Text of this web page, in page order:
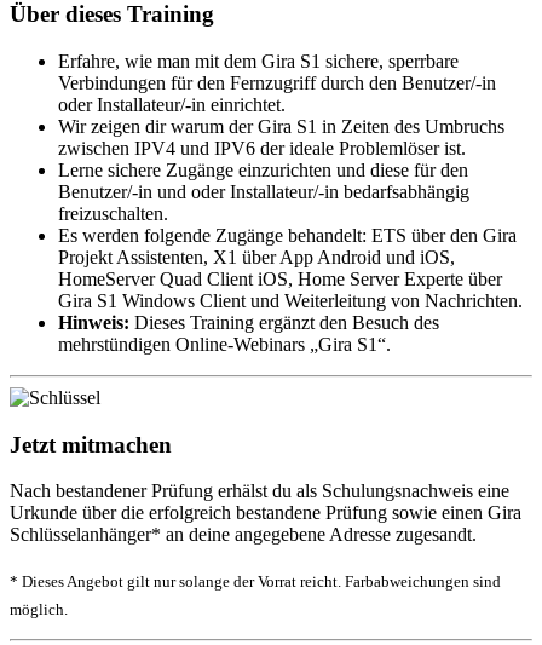
Über dieses Training
Erfahre, wie man mit dem Gira S1 sichere, sperrbare
Verbindungen für den Fernzugriff durch den Benutzer/-in
oder Installateur/-in einrichtet.
Wir zeigen dir warum der Gira S1 in Zeiten des Umbruchs
zwischen IPV4 und IPV6 der ideale Problemlöser ist.
Lerne sichere Zugänge einzurichten und diese für den
Benutzer/-in und oder Installateur/-in bedarfsabhängig
freizuschalten.
Es werden folgende Zugänge behandelt: ETS über den Gira
Projekt Assistenten, X1 über App Android und iOS,
HomeServer Quad Client iOS, Home Server Experte über
Gira S1 Windows Client und Weiterleitung von Nachrichten.
Hinweis: Dieses Training ergänzt den Besuch des
mehrstündigen Online-Webinars „Gira S1“.
Jetzt mitmachen
Nach bestandener Prüfung erhälst du als Schulungsnachweis eine
Urkunde über die erfolgreich bestandene Prüfung sowie einen Gira
Schlüsselanhänger* an deine angegebene Adresse zugesandt.
* Dieses Angebot gilt nur solange der Vorrat reicht. Farbabweichungen sind
möglich.